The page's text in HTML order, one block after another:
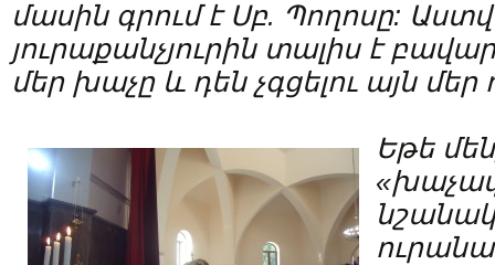
մասին գրում է Սբ. Պողոսը:
յուրաքանչյուրին տալիս է
մեր խաչը և դեն չգցելու այն մեր
Եթե